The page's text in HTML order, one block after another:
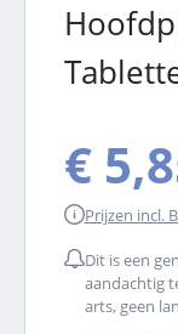
€
Prijzen incl.
Dit is een
aandachtig
arts, geen